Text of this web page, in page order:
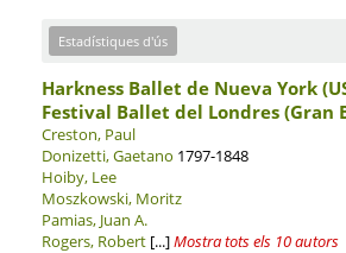
Estadístiques d'ús
Harkness Ballet de Nueva York
Festival Ballet del Londres (Gran
Creston, Paul
Donizetti, Gaetano 1797-1848
Hoiby, Lee
Moszkowski, Moritz
Pamias, Juan A.
Rogers, Robert [...]Mostra tots els 10 autors